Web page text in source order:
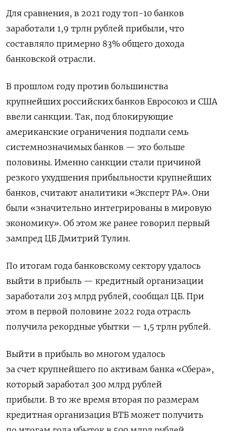
Для сравнения, в 2021 году топ-10 банков
заработали 1,9 трлн рублей прибыли, что
составляло примерно 83% общего дохода
банковской отрасли.
В прошлом году против большинства
крупнейших российских банков Евросоюз и США
ввели санкции. Так, под блокирующие
американские ограничения подпали семь
системнозначимых банков — это больше
половины. Именно санкции стали причиной
резкого ухудшения прибыльности крупнейших
банков, считают аналитики «Эксперт РА». Они
были «значительно интегрированы в мировую
экономику». Об этом же ранее говорил первый
зампред ЦБ Дмитрий Тулин.
По итогам года банковскому сектору удалось
выйти в прибыль — кредитный организации
заработали 203 млрд рублей, сообщал ЦБ. При
этом в первой половине 2022 года отрасль
получила рекордные убытки — 1,5 трлн рублей.
Выйти в прибыль во многом удалось
за счет крупнейшего по активам банка «Сбера»,
который заработал 300 млрд рублей
прибыли. В то же время вторая по размерам
кредитная организация ВТБ может получить